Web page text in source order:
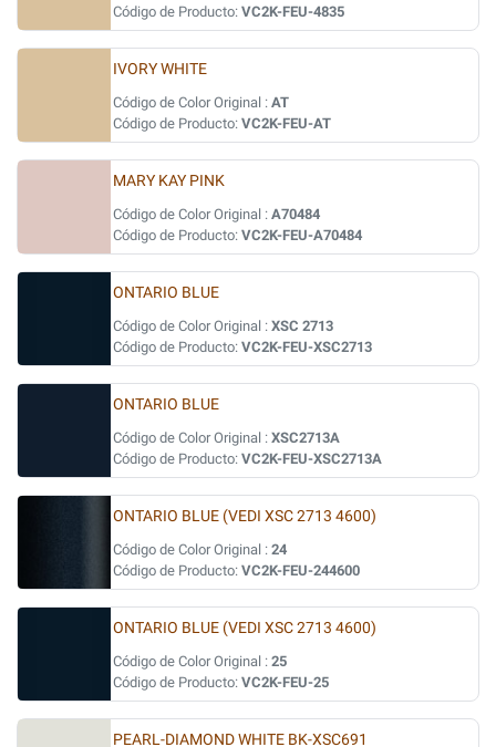
Código de Producto: VC2K-FEU-4835
IVORY WHITE
Código de Color Original : AT
Código de Producto: VC2K-FEU-AT
MARY KAY PINK
Código de Color Original : A70484
Código de Producto: VC2K-FEU-A70484
ONTARIO BLUE
Código de Color Original : XSC 2713
Código de Producto: VC2K-FEU-XSC2713
ONTARIO BLUE
Código de Color Original : XSC2713A
Código de Producto: VC2K-FEU-XSC2713A
ONTARIO BLUE (VEDI XSC 2713 4600)
Código de Color Original : 24
Código de Producto: VC2K-FEU-244600
ONTARIO BLUE (VEDI XSC 2713 4600)
Código de Color Original : 25
Código de Producto: VC2K-FEU-25
PEARL-DIAMOND WHITE BK-XSC691